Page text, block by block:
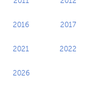
2016 2017
2021 2022
2026